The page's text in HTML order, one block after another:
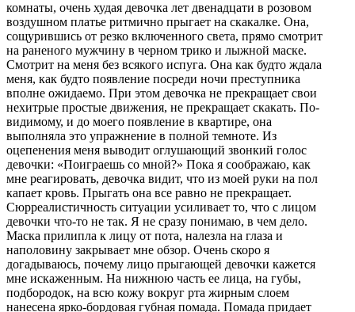
комнаты, очень худая девочка лет двенадцати в розовом
воздушном платье ритмично прыгает на скакалке. Она,
сощурившись от резко включенного света, прямо смотрит
на раненого мужчину в черном трико и лыжной маске.
Смотрит на меня без всякого испуга. Она как будто ждала
меня, как будто появление посреди ночи преступника
вполне ожидаемо. При этом девочка не прекращает свои
нехитрые простые движения, не прекращает скакать. По-
видимому, и до моего появление в квартире, она
выполняла это упражнение в полной темноте. Из
оцепенения меня выводит оглушающий звонкий голос
девочки: «Поиграешь со мной?» Пока я соображаю, как
мне реагировать, девочка видит, что из моей руки на пол
капает кровь. Прыгать она все равно не прекращает.
Сюрреалистичность ситуации усиливает то, что с лицом
девочки что-то не так. Я не сразу понимаю, в чем дело.
Маска прилипла к лицу от пота, налезла на глаза и
наполовину закрывает мне обзор. Очень скоро я
догадываюсь, почему лицо прыгающей девочки кажется
мне искаженным. На нижнюю часть ее лица, на губы,
подбородок, на всю кожу вокруг рта жирным слоем
нанесена ярко-бордовая губная помада. Помада придает